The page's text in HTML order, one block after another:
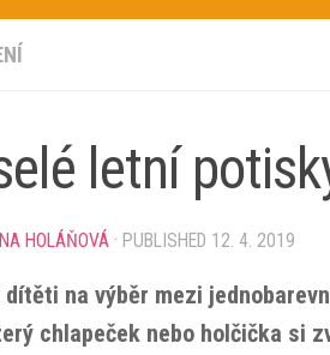
letní
HOLÁŇOVÁ · PUBLISHED 12. 4. 2019
dítěti na výběr mezi
chlapeček nebo holčička si